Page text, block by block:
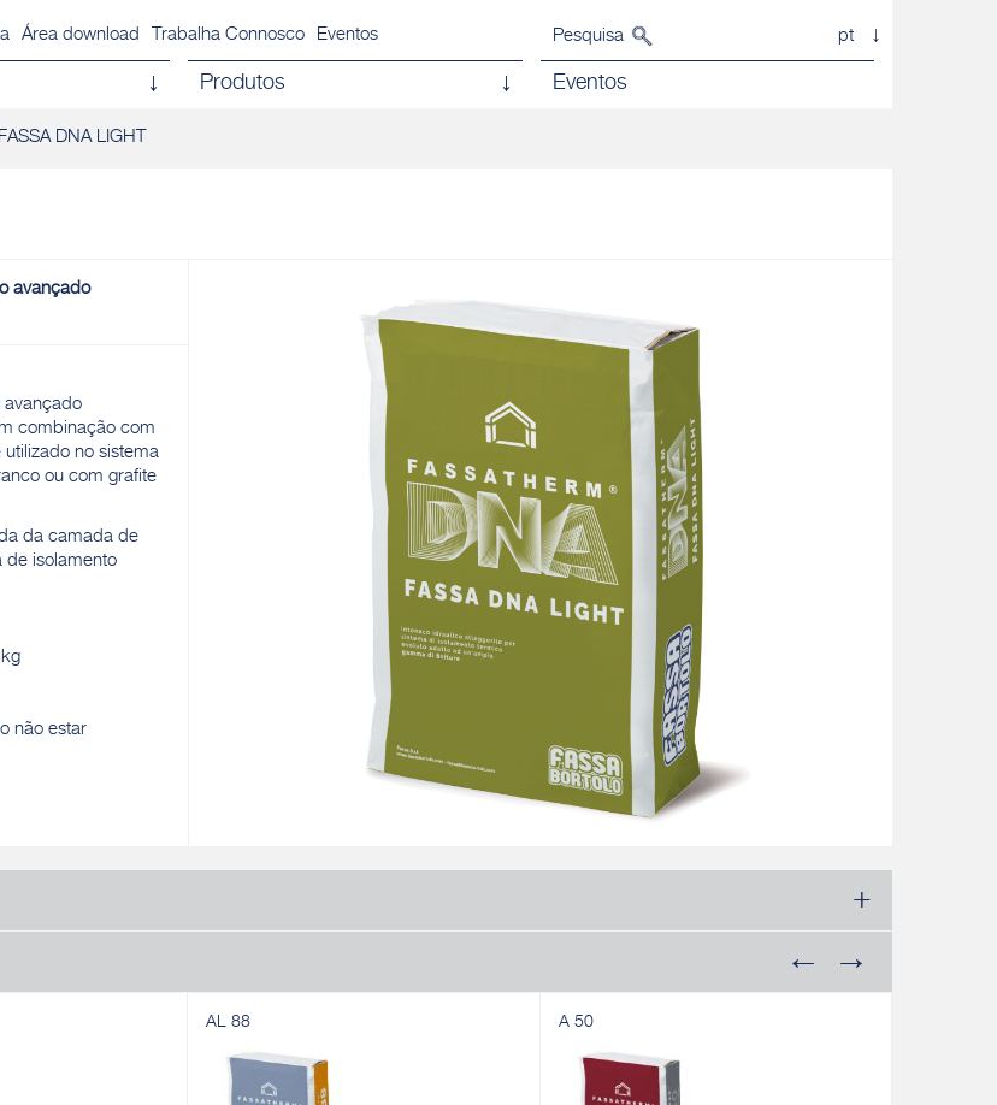
Área download Trabalha Connosco Eventos Pesquisa pt
Produtos Eventos
FASSA DNA LIGHT
avançado
avançado
combinação com
utilizado no sistema
ou com grafite
da camada de
de isolamento
não estar
AL 88 A 50